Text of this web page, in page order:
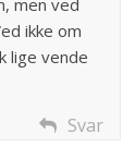
ikke om
lige vende
Svar